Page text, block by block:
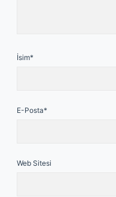
İsim*
E-Posta*
Web Sitesi